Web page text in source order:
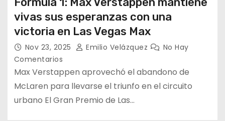
vivas sus esperanzas con una
victoria en Las Vegas Max
Nov 23, 2025 Emilio Velázquez
No Hay
Comentarios
Max Verstappen aprovechó el abandono de
McLaren para llevarse el triunfo en el circuito
urbano El Gran Premio de Las…